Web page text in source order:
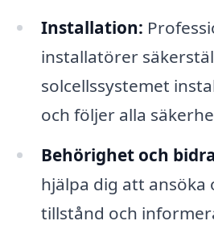
Installation:
installatörer
solcellssystemet
och följer alla
Behörighet och
hjälpa dig att ansöka
tillstånd och